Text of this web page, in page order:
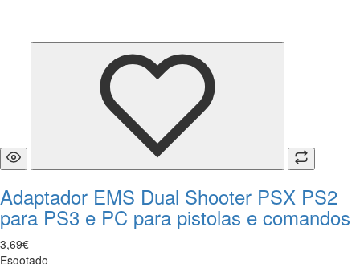
Adaptador EMS Dual Shooter PSX PS2
para PS3 e PC para pistolas e comandos
3,69€
Esgotado